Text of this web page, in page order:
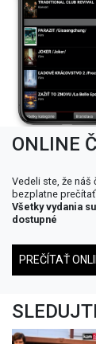
ONLINE
Vedeli ste, že
bezplatne
Všetky vydania
dostupné
PREČÍTAŤ